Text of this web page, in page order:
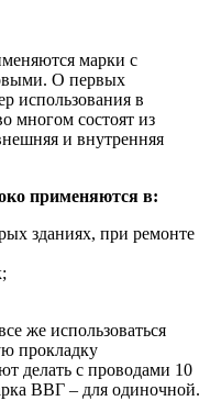
марки с
О первых
использования в
многом состоят из
и внутренняя
применяются в:
зданиях, при ремонте
же использоваться
прокладку
делать с проводами 10
ВВГ – для одиночной.